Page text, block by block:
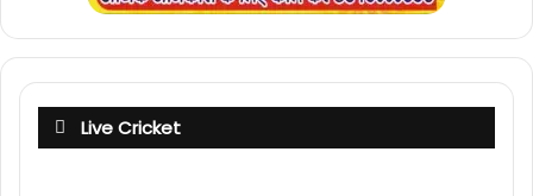
Live Cricket